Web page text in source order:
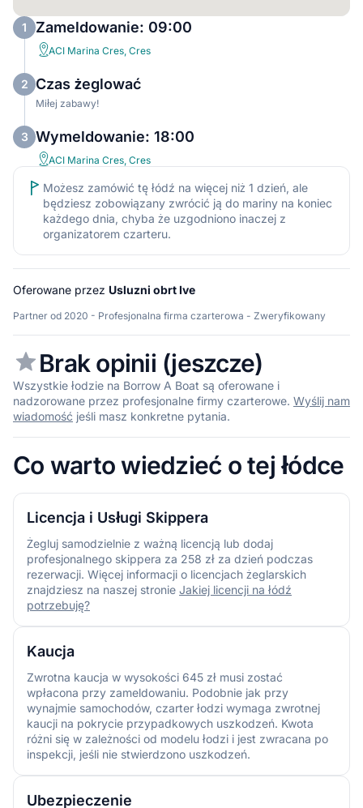
1 Zameldowanie: 09:00
ACI Marina Cres, Cres
2 Czas żeglować
Miłej zabawy!
3 Wymeldowanie: 18:00
ACI Marina Cres, Cres
Możesz zamówić tę łódź na więcej niż 1 dzień, ale
będziesz zobowiązany zwrócić ją do mariny na koniec
każdego dnia, chyba że uzgodniono inaczej z
organizatorem czarteru.
Oferowane przez Usluzni obrt Ive
Partner od 2020 - Profesjonalna firma czarterowa - Zweryfikowany
Brak opinii (jeszcze)
Wszystkie łodzie na Borrow A Boat są oferowane i
nadzorowane przez profesjonalne firmy czarterowe. Wyślij nam
wiadomość jeśli masz konkretne pytania.
Co warto wiedzieć o tej łódce
Licencja i Usługi Skippera
Żegluj samodzielnie z ważną licencją lub dodaj
profesjonalnego skippera za 258 zł za dzień podczas
rezerwacji. Więcej informacji o licencjach żeglarskich
znajdziesz na naszej stronie Jakiej licencji na łódź
potrzebuję?
Kaucja
Zwrotna kaucja w wysokości 645 zł musi zostać
wpłacona przy zameldowaniu. Podobnie jak przy
wynajmie samochodów, czarter łodzi wymaga zwrotnej
kaucji na pokrycie przypadkowych uszkodzeń. Kwota
różni się w zależności od modelu łodzi i jest zwracana po
inspekcji, jeśli nie stwierdzono uszkodzeń.
Ubezpieczenie